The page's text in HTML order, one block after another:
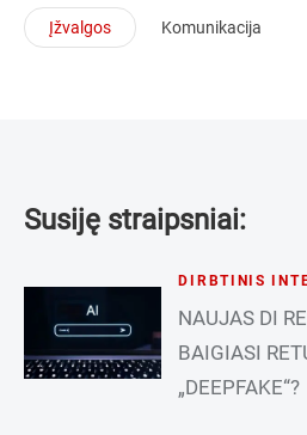
Įžvalgos Komunikacija
Susiję straipsniai:
DIRBTINIS
NAUJAS DI
BAIGIASI
„DEEPFAKE“?